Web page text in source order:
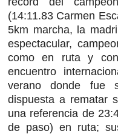
(14:11.83 Carmen
5km marcha, la
espectacular,
como en ruta y
encuentro
verano donde fue
dispuesta a rematar
una referencia de
de paso) en ruta;